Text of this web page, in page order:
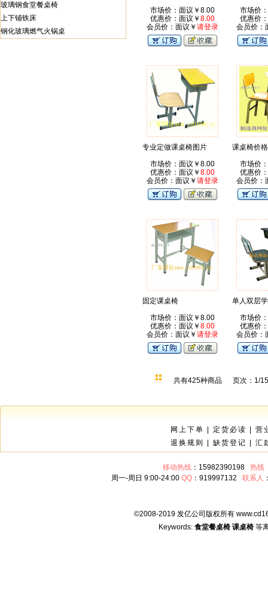
玻璃钢食堂餐桌椅
上下铺铁床
钢化玻璃燃气火锅桌
市场价：面议￥8.00
优惠价：面议￥ 8.00
会员价：面议￥ 请登录
市场价
优惠价
会员价：
专业定做课桌椅图片
市场价：面议￥8.00
优惠价：面议￥ 8.00
会员价：面议￥ 请登录
课桌椅价格
市场价
优惠价
会员价：
固定课桌椅
市场价：面议￥8.00
优惠价：面议￥ 8.00
会员价：面议￥ 请登录
单人双层
市场价
优惠价
会员价：
共有425种商品 页次：1/
网上下单 定货必读
营
退换规则
缺货登记 汇
移动热线：15982390198 热线
周一-周日 9:00-24:00 QQ：919997132 联系人
©2008-2019 发亿公司版权所有
Keywords: 食堂餐桌椅 课桌椅 等